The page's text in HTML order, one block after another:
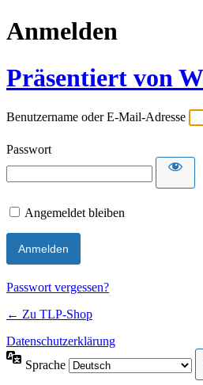
Anmelden
Präsentiert von
Benutzername oder E-Mail-Adresse
Passwort
Angemeldet bleiben
Passwort vergessen?
← Zu TLP-Shop
Datenschutzerklärung
Sprache